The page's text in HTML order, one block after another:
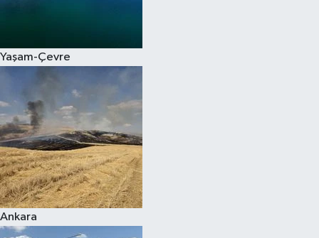
Yaşam-Çevre
Ankara
Kim kimdir?
Kültür Sanat
Sağlık
Siyaset
Teknoloji